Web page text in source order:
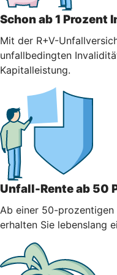
Schon ab 1 Prozent
Mit der R+V-
unfallbedingten
Kapitalleistung.
Unfall-Rente ab 50
Ab einer 50-
erhalten Sie lebenslang